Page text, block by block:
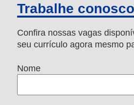
Trabalhe conosco
Confira nossas vagas
seu currículo agora mesmo
Nome